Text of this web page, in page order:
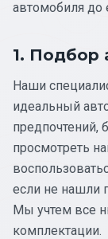
автомобиля до
1. Подбор
Наши
идеальный
просмотреть
если не нашли
Мы учтем все
комплектации.